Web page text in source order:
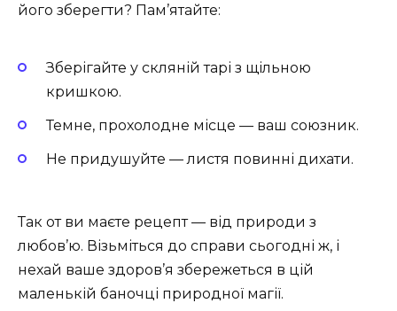
його зберегти? Пам’ятайте:
Зберігайте у скляній тарі з щільною
кришкою.
Темне, прохолодне місце — ваш союзник.
Не придушуйте — листя повинні дихати.
Так от ви маєте рецепт — від природи з
любов’ю. Візьміться до справи сьогодні ж, і
нехай ваше здоров’я збережеться в цій
маленькій баночці природної магії.